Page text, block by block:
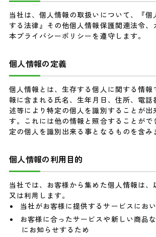
当社は、個人情報の取扱いについて、『個
する法律』その他個人情報保護関連法令、
本プライバシーポリシーを遵守します。
個人情報の定義
個人情報とは、生存する個人に関する情報
報に含まれる氏名、生年月日、住所、電話
述等により特定の個人を識別することが出
す。これには他の情報と照合することがで
定の個人を識別出来る事となるものを含み
個人情報の利用目的
当社では、お客様から集めた個人情報は、
又は利用します。
当社がお客様に提供するサービスにお
お客様に合ったサービスや新しい商品
にお知らせするため